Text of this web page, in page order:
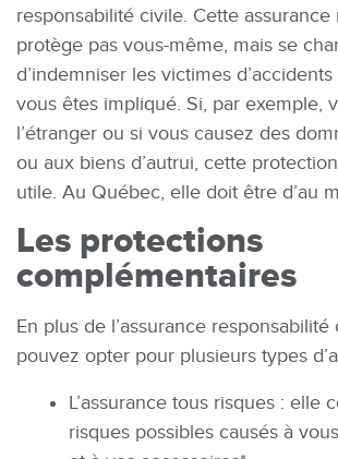
responsabilité civile. Cette assurance
protège pas vous-même, mais se
d’indemniser les victimes
vous êtes impliqué. Si, par exemple,
l’étranger ou si vous causez des
ou aux biens d’autrui, cette
utile. Au Québec, elle doit être d’au
Les protections
complémentaires
En plus de l’assurance responsabilité
pouvez opter pour plusieurs types
L’assurance tous risques : elle
risques possibles causés à